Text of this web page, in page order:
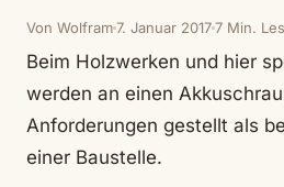
Von Wolfram7. Januar 20177 Min.
Beim Holzwerken und hier
werden an einen
Anforderungen gestellt als
einer Baustelle.